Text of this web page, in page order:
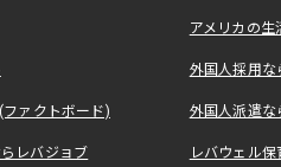
アメリカの
外国人採用
ァクトボード) 外国人派遣な
レバジョブ レバウェル